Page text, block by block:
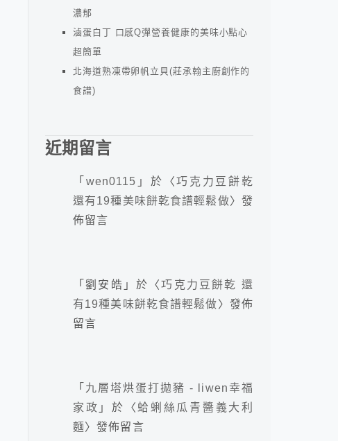
濃郁
滷蛋白丁 口感Q彈營養健康的美味小點心
超簡單
北海道熟凍帶卵帆立貝(莊承翰主廚創作的
食譜)
近期留言
「 wen0115 」於〈巧克力豆餅乾
還有19種美味餅乾食譜輕鬆做〉發
佈留言
「劉安皓 」於〈巧克力豆餅乾 還
有19種美味餅乾食譜輕鬆做〉發佈
留言
「 九層塔烘蛋打拋豬 - liwen幸福
家政 」於〈 蛤蜊絲瓜青醬義大利
麵〉發佈留言